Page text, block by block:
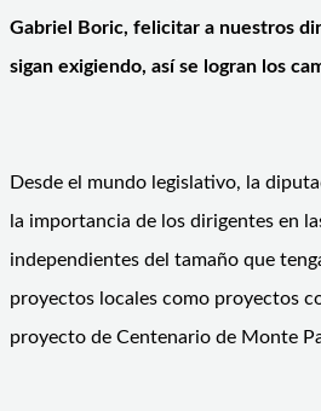
Gabriel Boric, felicitar a nuestros
sigan exigiendo, así se logran los
Desde el mundo legislativo, la
la importancia de los dirigentes en
independientes del tamaño que
proyectos locales como proyectos
proyecto de Centenario de Monte